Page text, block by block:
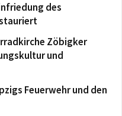
des
Zöbigker
und
Feuerwehr und den